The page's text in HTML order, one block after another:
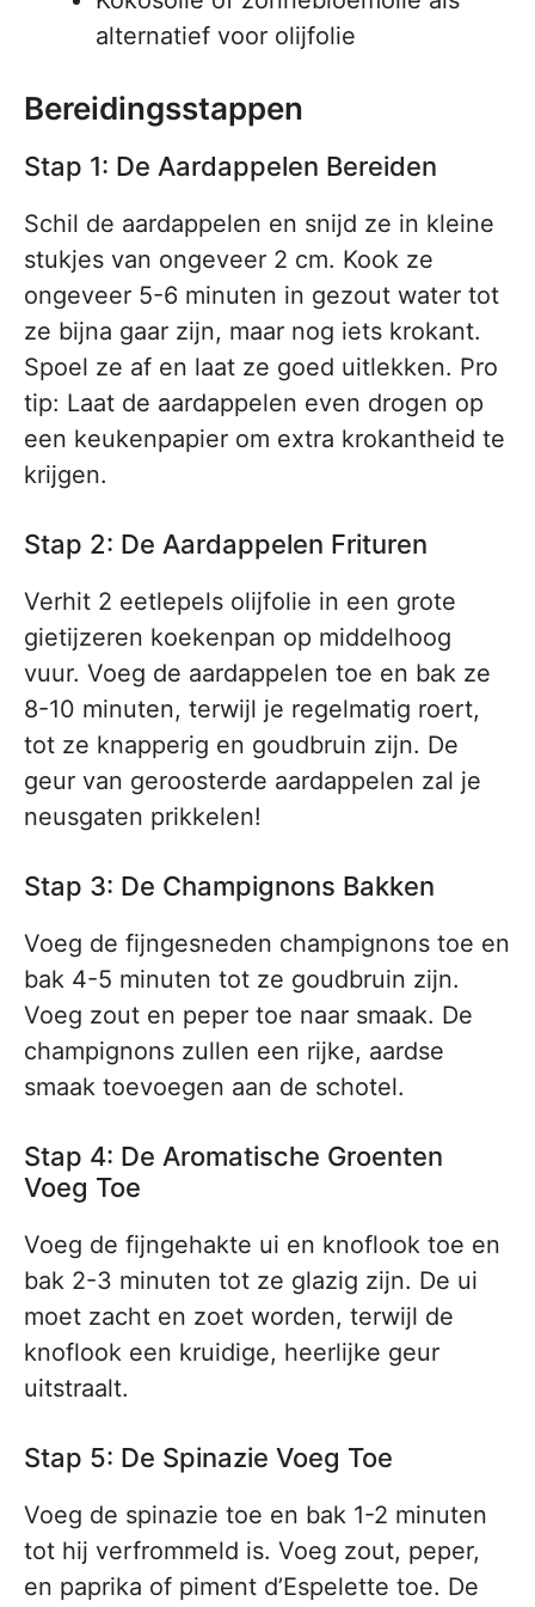
alternatief voor olijfolie
Bereidingsstappen
Stap 1: De Aardappelen Bereiden
Schil de aardappelen en snijd ze in kleine
stukjes van ongeveer 2 cm. Kook ze
ongeveer 5-6 minuten in gezout water tot
ze bijna gaar zijn, maar nog iets krokant.
Spoel ze af en laat ze goed uitlekken. Pro
tip: Laat de aardappelen even drogen op
een keukenpapier om extra krokantheid te
krijgen.
Stap 2: De Aardappelen Frituren
Verhit 2 eetlepels olijfolie in een grote
gietijzeren koekenpan op middelhoog
vuur. Voeg de aardappelen toe en bak ze
8-10 minuten, terwijl je regelmatig roert,
tot ze knapperig en goudbruin zijn. De
geur van geroosterde aardappelen zal je
neusgaten prikkelen!
Stap 3: De Champignons Bakken
Voeg de fijngesneden champignons toe en
bak 4-5 minuten tot ze goudbruin zijn.
Voeg zout en peper toe naar smaak. De
champignons zullen een rijke, aardse
smaak toevoegen aan de schotel.
Stap 4: De Aromatische Groenten
Voeg Toe
Voeg de fijngehakte ui en knoflook toe en
bak 2-3 minuten tot ze glazig zijn. De ui
moet zacht en zoet worden, terwijl de
knoflook een kruidige, heerlijke geur
uitstraalt.
Stap 5: De Spinazie Voeg Toe
Voeg de spinazie toe en bak 1-2 minuten
tot hij verfrommeld is. Voeg zout, peper,
en paprika of piment d’Espelette toe. De